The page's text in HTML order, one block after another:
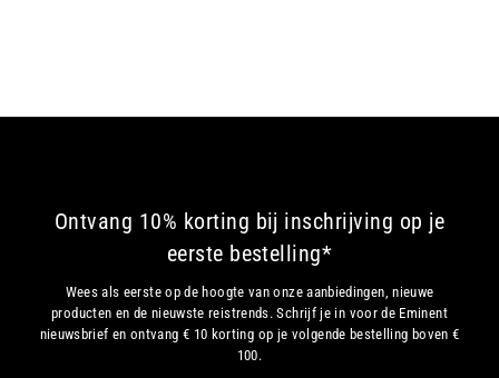
Ontvang 10% korting bij inschrijving op je
eerste bestelling*
Wees als eerste op de hoogte van onze aanbiedingen, nieuwe
producten en de nieuwste reistrends. Schrijf je in voor de Eminent
nieuwsbrief en ontvang € 10 korting op je volgende bestelling boven €
100.